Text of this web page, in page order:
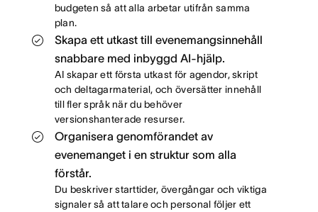
budgeten så att alla arbetar utifrån samma
plan.
Skapa ett utkast till evenemangsinnehåll
snabbare med inbyggd AI-hjälp.
AI skapar ett första utkast för agendor, skript
och deltagarmaterial, och översätter innehåll
till fler språk när du behöver
versionshanterade resurser.
Organisera genomförandet av
evenemanget i en struktur som alla
förstår.
Du beskriver starttider, övergångar och viktiga
signaler så att talare och personal följer ett